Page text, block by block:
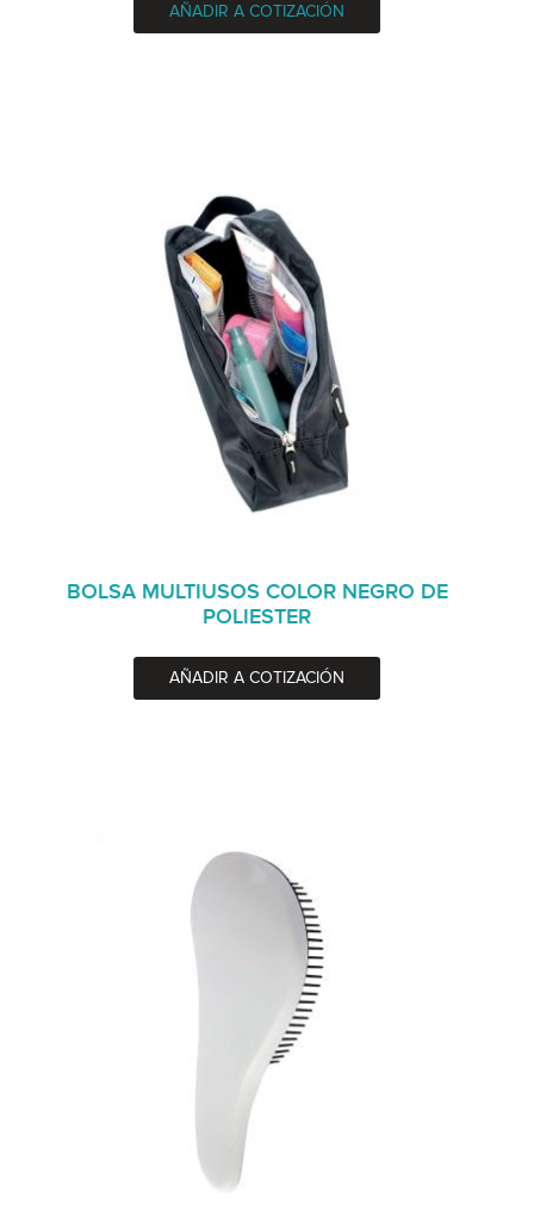
AÑADIR A COTIZACIÓN
BOLSA MULTIUSOS COLOR NEGRO DE
POLIESTER
AÑADIR A COTIZACIÓN